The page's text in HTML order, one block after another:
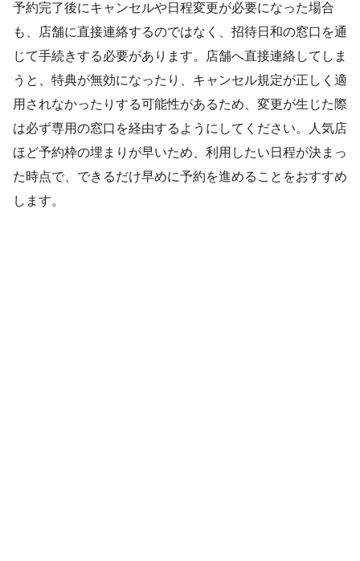
予約完了後にキャンセルや日程変更が必要になった場合
も、店舗に直接連絡するのではなく、招待日和の窓口を通
じて手続きする必要があります。店舗へ直接連絡してしま
うと、特典が無効になったり、キャンセル規定が正しく適
用されなかったりする可能性があるため、変更が生じた際
は必ず専用の窓口を経由するようにしてください。人気店
ほど予約枠の埋まりが早いため、利用したい日程が決まっ
た時点で、できるだけ早めに予約を進めることをおすすめ
します。